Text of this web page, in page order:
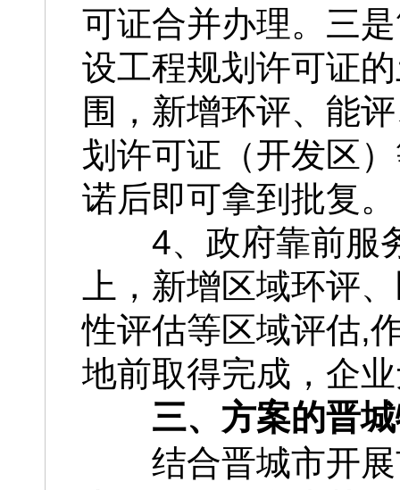
可证合并办理。三
设工程规划许可证
围，新增环评、能
划许可证（开发区
诺后即可拿到批复。
4、政府靠前服
上，新增区域环评
性评估等区域评估,
地前取得完成，企
三、方案的晋
结合晋城市开